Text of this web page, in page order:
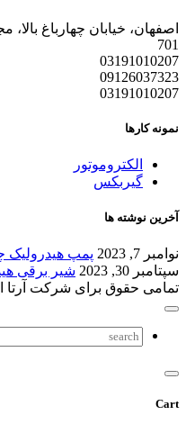
701
03191010207
09126037323
03191010207
نمونه کارها
الکتروموتور
گیربکس
آخرین نوشته ها
نوامبر 7, 2023
پمپ
سپتامبر 30, 2023
شیر برقی
تمامی حقوق برای شرکت
Cart